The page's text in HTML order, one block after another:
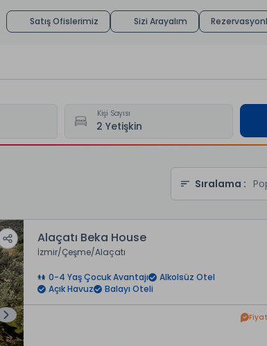
Satış Ofislerimiz Sizi Arayalım
Kişi Sayısı
Sıralama :
Alaçatı Beka House
İzmir Çeşme Alaçatı
0-4 Yaş Çocuk Avantajı
Alkolsüz Otel
Açık Havuz
Balayı Oteli